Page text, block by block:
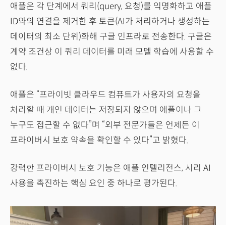
애플은 각 단계에서 쿼리(query, 요청)를 익명화하고 애플
ID와의 연결을 제거한 후 토큰(AI가 처리하거나 생성하는
데이터의 최소 단위)화해 구글 인프라로 전송한다. 구글은
계약 조건상 이 쿼리 데이터를 미래 모델 학습에 사용할 수
없다.
애플은 “프라이빗 클라우드 컴퓨트가 사용자의 요청을
처리할 때 개인 데이터는 저장되지 않으며 애플이나 그
누구도 접근할 수 없다”며 “외부 전문가들은 언제든 이
프라이버시 보호 약속을 확인할 수 있다”고 밝혔다.
강력한 프라이버시 보호 기능은 애플 인텔리전스, 시리 AI
사용을 촉진하는 핵심 요인 중 하나로 평가된다.